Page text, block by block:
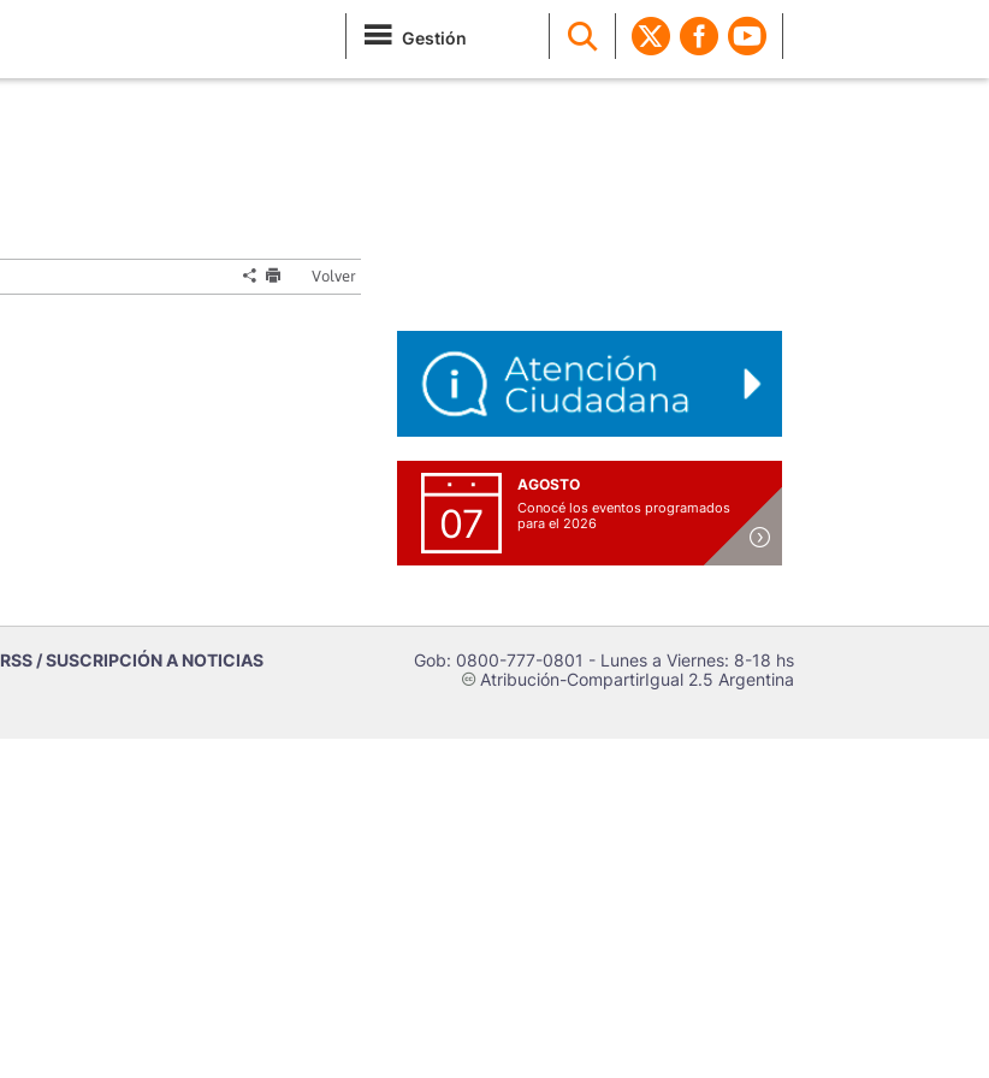
Gestión
Volver
07
AGOSTO
Conocé los eventos programados
para el 2026
RSS / SUSCRIPCIÓN A NOTICIAS Gob: 0800-777-0801 - Lunes a Viernes: 8-18 hs
cAtribución-CompartirIgual 2.5 Argentina